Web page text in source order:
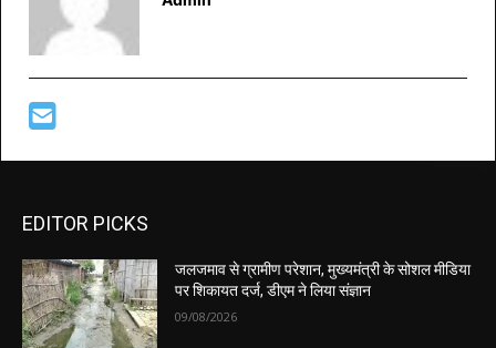
EDITOR PICKS
जलजमाव से ग्रामीण परेशान, मुख्यमंत्री के सोशल मीडिया
पर शिकायत दर्ज, डीएम ने लिया संज्ञान
09/08/2026